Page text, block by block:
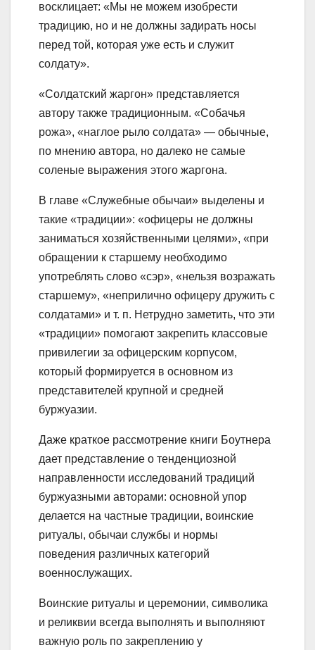
восклицает: «Мы не можем изобрести
традицию, но и не должны задирать носы
перед той, которая уже есть и служит
солдату».
«Солдатский жаргон» представляется
автору также традиционным. «Собачья
рожа», «наглое рыло солдата» — обычные,
по мнению автора, но далеко не самые
соленые выражения этого жаргона.
В главе «Служебные обычаи» выделены и
такие «традиции»: «офицеры не должны
заниматься хозяйственными целями», «при
обращении к старшему необходимо
употреблять слово «сэр», «нельзя возражать
старшему», «неприлично офицеру дружить с
солдатами» и т. п. Нетрудно заметить, что эти
«традиции» помогают закрепить классовые
привилегии за офицерским корпусом,
который формируется в основном из
представителей крупной и средней
буржуазии.
Даже краткое рассмотрение книги Боутнера
дает представление о тенденциозной
направленности исследований традиций
буржуазными авторами: основной упор
делается на частные традиции, воинские
ритуалы, обычаи службы и нормы
поведения различных категорий
военнослужащих.
Воинские ритуалы и церемонии, символика
и реликвии всегда выполнять и выполняют
важную роль по закреплению у